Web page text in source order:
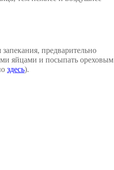
предварительно
яйцами и посыпать ореховым
здесь).